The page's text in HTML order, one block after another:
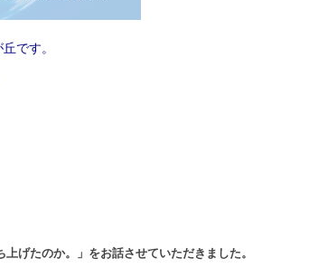
です。
げたのか。」をお話させていただきました。